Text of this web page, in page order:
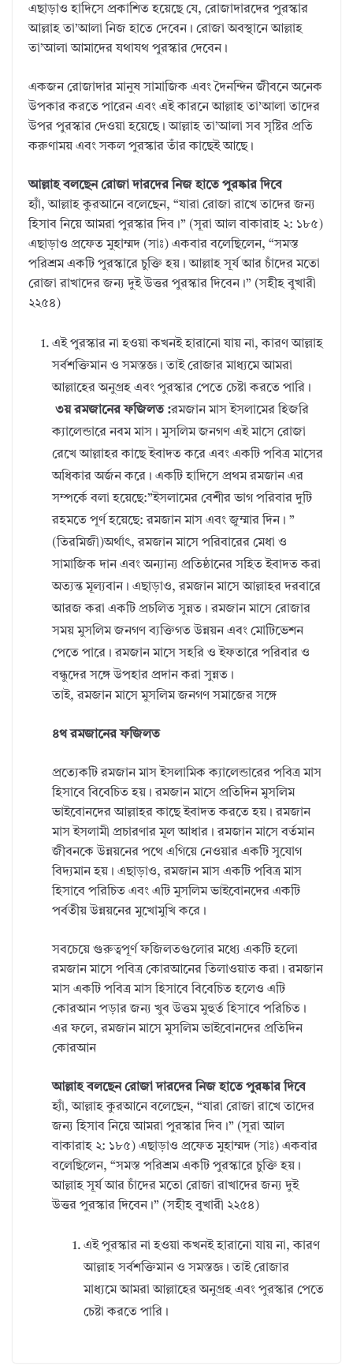
এছাড়াও হাদিসে প্রকাশিত হয়েছে যে, রোজাদারদের পুরস্কার
আল্লাহ তা’আলা নিজ হাতে দেবেন। রোজা অবস্থানে আল্লাহ
তা’আলা আমাদের যথাযথ পুরস্কার দেবেন।
একজন রোজাদার মানুষ সামাজিক এবং দৈনন্দিন জীবনে অনেক
উপকার করতে পারেন এবং এই কারনে আল্লাহ তা’আলা তাদের
উপর পুরস্কার দেওয়া হয়েছে। আল্লাহ তা’আলা সব সৃষ্টির প্রতি
করুণাময় এবং সকল পুরস্কার তাঁর কাছেই আছে।
আল্লাহ বলছেন রোজা দারদের নিজ হাতে পুরষ্কার দিবে
হ্যাঁ, আল্লাহ কুরআনে বলেছেন, “যারা রোজা রাখে তাদের জন্য
হিসাব নিয়ে আমরা পুরস্কার দিব।” (সূরা আল বাকারাহ ২: ১৮৫)
এছাড়াও প্রফেত মুহাম্মদ (সাঃ) একবার বলেছিলেন, “সমস্ত
পরিশ্রম একটি পুরস্কারে চুক্তি হয়। আল্লাহ সূর্য আর চাঁদের মতো
রোজা রাখাদের জন্য দুই উত্তর পুরস্কার দিবেন।” (সহীহ বুখারী
২২৫৪)
এই পুরস্কার না হওয়া কখনই হারানো যায় না, কারণ আল্লাহ
সর্বশক্তিমান ও সমস্তজ্ঞ। তাই রোজার মাধ্যমে আমরা
আল্লাহের অনুগ্রহ এবং পুরস্কার পেতে চেষ্টা করতে পারি।
৩য় রমজানের ফজিলত :রমজান মাস ইসলামের হিজরি
ক্যালেন্ডারে নবম মাস। মুসলিম জনগণ এই মাসে রোজা
রেখে আল্লাহর কাছে ইবাদত করে এবং একটি পবিত্র মাসের
অধিকার অর্জন করে। একটি হাদিসে প্রথম রমজান এর
সম্পর্কে বলা হয়েছে:”ইসলামের বেশীর ভাগ পরিবার দুটি
রহমতে পূর্ণ হয়েছে: রমজান মাস এবং জুম্মার দিন। ”
(তিরমিজী)অর্থাৎ, রমজান মাসে পরিবারের মেধা ও
সামাজিক দান এবং অন্যান্য প্রতিষ্ঠানের সহিত ইবাদত করা
অত্যন্ত মূল্যবান। এছাড়াও, রমজান মাসে আল্লাহর দরবারে
আরজ করা একটি প্রচলিত সুন্নত। রমজান মাসে রোজার
সময় মুসলিম জনগণ ব্যক্তিগত উন্নয়ন এবং মোটিভেশন
পেতে পারে। রমজান মাসে সহরি ও ইফতারে পরিবার ও
বন্ধুদের সঙ্গে উপহার প্রদান করা সুন্নত।
তাই, রমজান মাসে মুসলিম জনগণ সমাজের সঙ্গে
৪থ রমজানের ফজিলত
প্রত্যেকটি রমজান মাস ইসলামিক ক্যালেন্ডারের পবিত্র মাস
হিসাবে বিবেচিত হয়। রমজান মাসে প্রতিদিন মুসলিম
ভাইবোনদের আল্লাহর কাছে ইবাদত করতে হয়। রমজান
মাস ইসলামী প্রচারণার মূল আধার। রমজান মাসে বর্তমান
জীবনকে উন্নয়নের পথে এগিয়ে নেওয়ার একটি সুযোগ
বিদ্যমান হয়। এছাড়াও, রমজান মাস একটি পবিত্র মাস
হিসাবে পরিচিত এবং এটি মুসলিম ভাইবোনদের একটি
পর্বতীয় উন্নয়নের মুখোমুখি করে।
সবচেয়ে গুরুত্বপূর্ণ ফজিলতগুলোর মধ্যে একটি হলো
রমজান মাসে পবিত্র কোরআনের তিলাওয়াত করা। রমজান
মাস একটি পবিত্র মাস হিসাবে বিবেচিত হলেও এটি
কোরআন পড়ার জন্য খুব উত্তম মুহুর্ত হিসাবে পরিচিত।
এর ফলে, রমজান মাসে মুসলিম ভাইবোনদের প্রতিদিন
কোরআন
আল্লাহ বলছেন রোজা দারদের নিজ হাতে পুরষ্কার দিবে
হ্যাঁ, আল্লাহ কুরআনে বলেছেন, “যারা রোজা রাখে তাদের
জন্য হিসাব নিয়ে আমরা পুরস্কার দিব।” (সূরা আল
বাকারাহ ২: ১৮৫) এছাড়াও প্রফেত মুহাম্মদ (সাঃ) একবার
বলেছিলেন, “সমস্ত পরিশ্রম একটি পুরস্কারে চুক্তি হয়।
আল্লাহ সূর্য আর চাঁদের মতো রোজা রাখাদের জন্য দুই
উত্তর পুরস্কার দিবেন।” (সহীহ বুখারী ২২৫৪)
এই পুরস্কার না হওয়া কখনই হারানো যায় না, কারণ
আল্লাহ সর্বশক্তিমান ও সমস্তজ্ঞ। তাই রোজার
মাধ্যমে আমরা আল্লাহের অনুগ্রহ এবং পুরস্কার পেতে
চেষ্টা করতে পারি।